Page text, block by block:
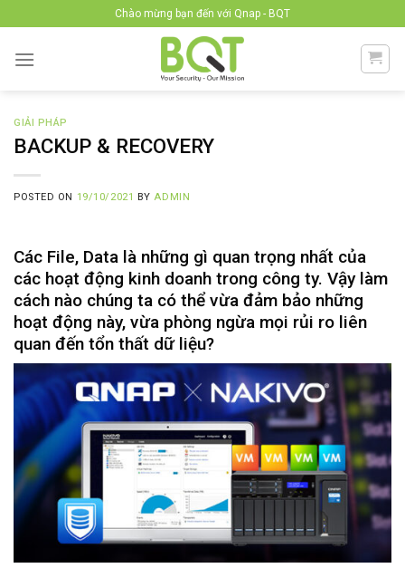
to
content
Chào mừng bạn đến với Qnap - BQT
GIẢI PHÁP
BACKUP & RECOVERY
POSTED ON 19/10/2021 BY ADMIN
Các File, Data là những gì quan trọng nhất của
các hoạt động kinh doanh trong công ty. Vậy làm
cách nào chúng ta có thể vừa đảm bảo những
hoạt động này, vừa phòng ngừa mọi rủi ro liên
quan đến tổn thất dữ liệu?